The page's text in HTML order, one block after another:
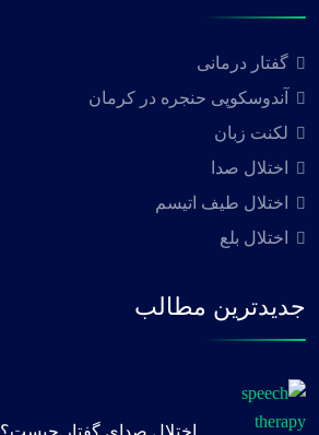
گفتار درمانی
آندوسکوپی حنجره در کرمان
لکنت زبان
اختلال صدا
اختلال طیف اتیسم
اختلال بلع
جدیدترین مطالب